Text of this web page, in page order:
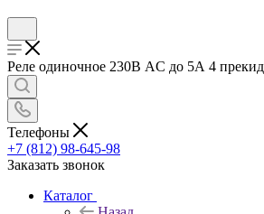
Реле одиночное 230В AC до 5А 4
Телефоны
+7 (812) 98-645-98
Заказать звонок
Каталог